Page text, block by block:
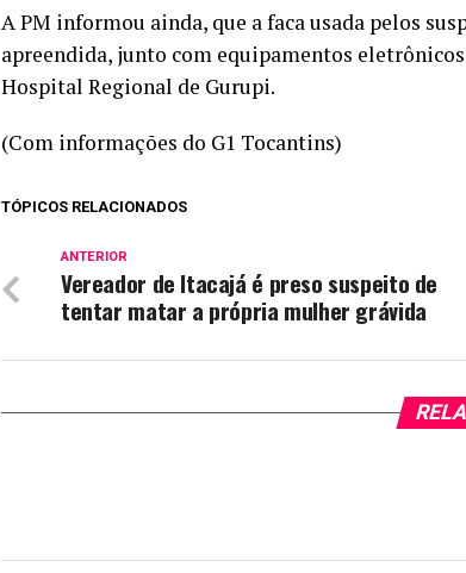
A PM informou ainda, que a faca usada pelos
apreendida, junto com equipamentos
Hospital Regional de Gurupi.
(Com informações do G1 Tocantins)
TÓPICOS RELACIONADOS
ANTERIOR
Vereador de Itacajá é preso suspeito de
tentar matar a própria mulher grávida